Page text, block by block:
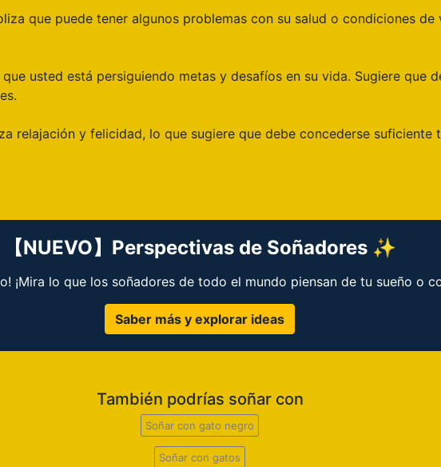
que puede tener algunos problemas con su salud o condiciones
usted está persiguiendo metas y desafíos en su vida. Sugiere que
relajación y felicidad, lo que sugiere que debe concederse
【NUEVO】Perspectivas de Soñadores ✨
¡Mira lo que los soñadores de todo el mundo piensan de tu sueño o
Saber más y explorar ideas
También podrías soñar con
Soñar con gato negro
Soñar con gatos